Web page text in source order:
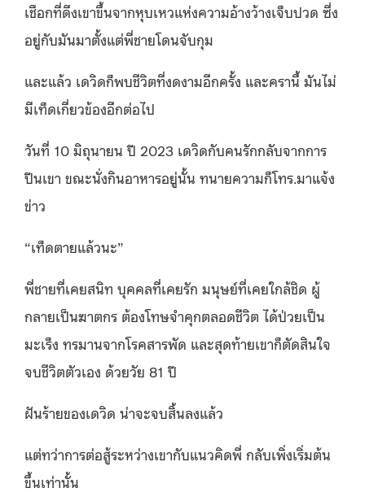
เชือกที่ดึงเขาขึ้นจากหุบเหวแห่งความอ้างว้างเจ็บปวด ซึ่ง
อยู่กับมันมาตั้งแต่พี่ชายโดนจับกุม
และแล้ว เดวิดก็พบชีวิตที่งดงามอีกครั้ง และครานี้ มันไม่
มีเท็ดเกี่ยวข้องอีกต่อไป
วันที่ 10 มิถุนายน ปี 2023 เดวิดกับคนรักกลับจากการ
ปีนเขา ขณะนั่งกินอาหารอยู่นั้น ทนายความก็โทร.มาแจ้ง
ข่าว
“เท็ดตายแล้วนะ”
พี่ชายที่เคยสนิท บุคคลที่เคยรัก มนุษย์ที่เคยใกล้ชิด ผู้
กลายเป็นฆาตกร ต้องโทษจำคุกตลอดชีวิต ได้ป่วยเป็น
มะเร็ง ทรมานจากโรคสารพัด และสุดท้ายเขาก็ตัดสินใจ
จบชีวิตตัวเอง ด้วยวัย 81 ปี
ฝันร้ายของเดวิด น่าจะจบสิ้นลงแล้ว
แต่ทว่าการต่อสู้ระหว่างเขากับแนวคิดพี่ กลับเพิ่งเริ่มต้น
ขึ้นเท่านั้น